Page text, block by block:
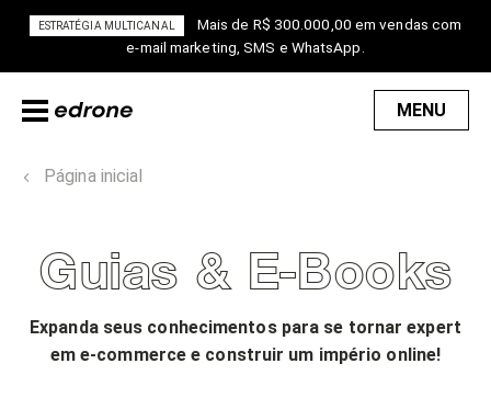
ESTRATÉGIA MULTICANAL
Mais de R$ 300.000,00 em vendas com
e-mail marketing, SMS e WhatsApp.
MENU
Página inicial
Guias & E-Books
Expanda seus conhecimentos para se tornar expert
em e-commerce e construir um império online!